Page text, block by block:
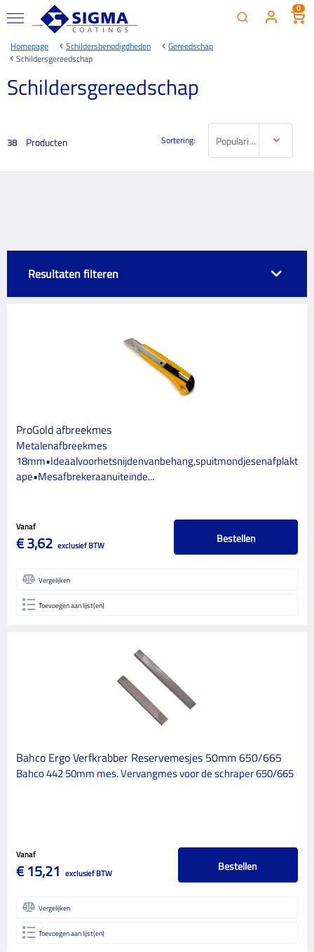
0
Homepage Schildersbenodigdheden
Gereedschap
Schildersgereedschap
Schildersgereedschap
38 Producten Sortering: Populariteit
Resultaten filteren
Endstra
Hildering 1
Non Paint Sigma
Schildersbenodigdheden
ProGold afbreekmes
Metalenafbreekmes
18mm•Ideaalvoorhetsnijdenvanbehang,spuitmondjesenafplakt
ape•Mesafbrekeraanuiteinde...
Vanaf
€ 3,62 exclusief BTW Bestellen
Vergelijken
Toevoegen aan lijst(en)
Bahco Ergo Verfkrabber Reservemesjes 50mm 650/665
Bahco 442 50mm mes. Vervangmes voor de schraper 650/665
Vanaf
€ 15,21 exclusief BTW Bestellen
Vergelijken
Toevoegen aan lijst(en)